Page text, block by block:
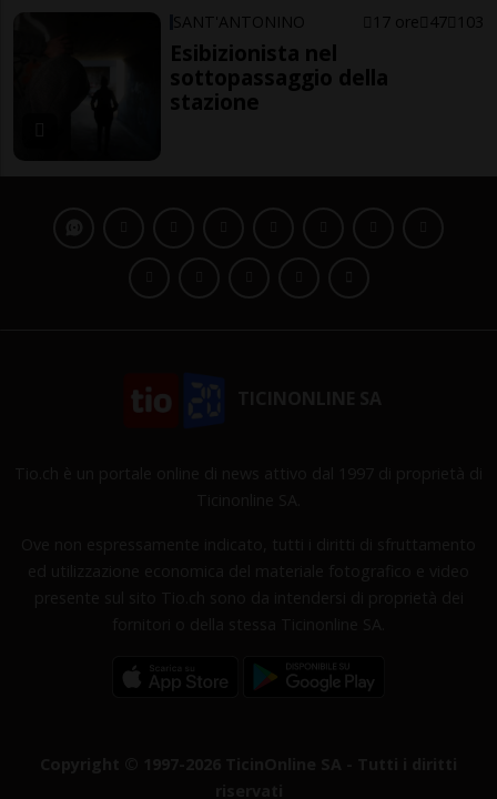
SANT'ANTONINO 17 ore 47 103
Esibizionista nel
sottopassaggio della
stazione